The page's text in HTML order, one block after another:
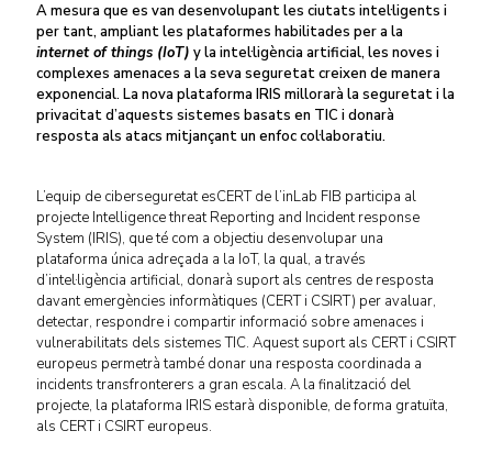
A mesura que es van desenvolupant les ciutats intel·ligents i
per tant, ampliant les plataformes habilitades per a la
internet of things (IoT) y la intel·ligència artificial, les noves i
complexes amenaces a la seva seguretat creixen de manera
exponencial. La nova plataforma IRIS millorarà la seguretat i la
privacitat d’aquests sistemes basats en TIC i donarà
resposta als atacs mitjançant un enfoc col·laboratiu.
L’equip de ciberseguretat esCERT de l’inLab FIB participa al
projecte Intelligence threat Reporting and Incident response
System (IRIS), que té com a objectiu desenvolupar una
plataforma única adreçada a la IoT, la qual, a través
d’intel·ligència artificial, donarà suport als centres de resposta
davant emergències informàtiques (CERT i CSIRT) per avaluar,
detectar, respondre i compartir informació sobre amenaces i
vulnerabilitats dels sistemes TIC. Aquest suport als CERT i CSIRT
europeus permetrà també donar una resposta coordinada a
incidents transfronterers a gran escala. A la finalització del
projecte, la plataforma IRIS estarà disponible, de forma gratuïta,
als CERT i CSIRT europeus.